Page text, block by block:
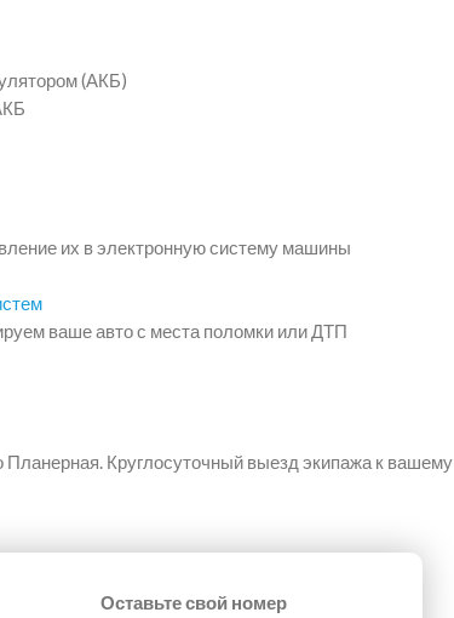
(АКБ)
их в электронную систему машины
ваше авто с места поломки или ДТП
Круглосуточный выезд экипажа к вашему
Оставьте свой номер